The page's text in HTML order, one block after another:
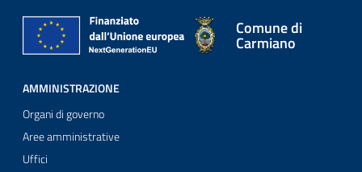
Comune di
Carmiano
AMMINISTRAZIONE
Organi di governo
Aree amministrative
Uffici